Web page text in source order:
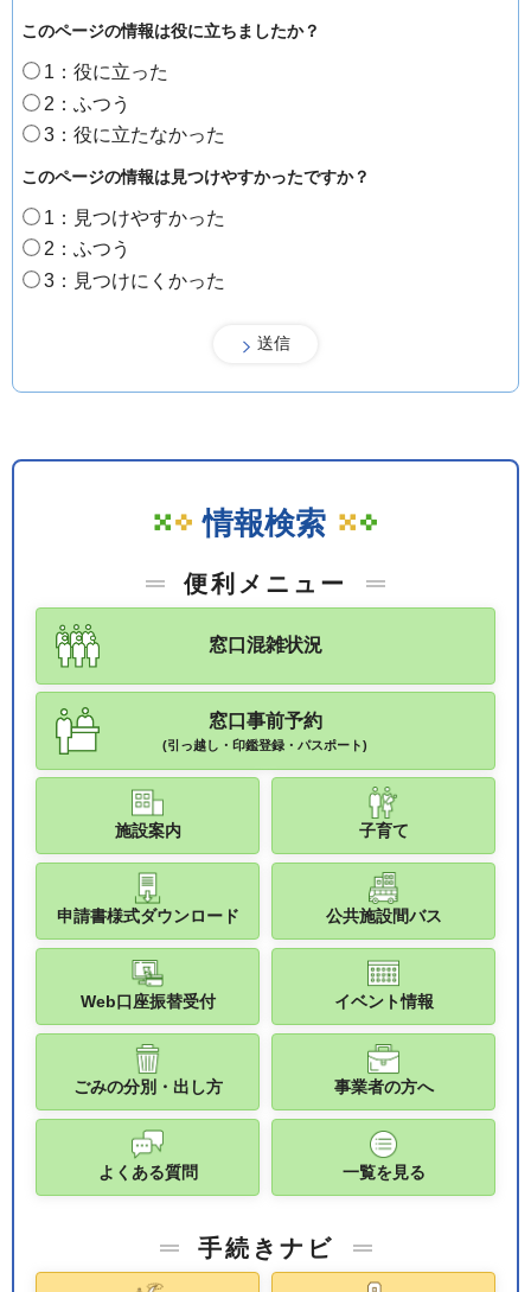
このページの情報は役に立ちましたか？
1：役に立った
2：ふつう
3：役に立たなかった
このページの情報は見つけやすかったですか？
1：見つけやすかった
2：ふつう
3：見つけにくかった
情報検索
便利メニュー
窓口混雑状況
窓口事前予約
(引っ越し・印鑑登録・パスポート)
施設案内 子育て
申請書様式ダウンロード 公共施設間バス
Web口座振替受付 イベント情報
ごみの分別・出し方 事業者の方へ
よくある質問 一覧を見る
手続きナビ